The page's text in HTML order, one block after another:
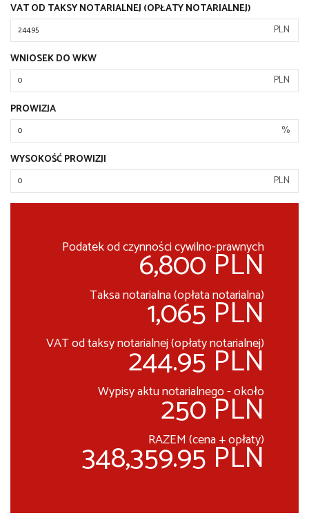
VAT OD TAKSY NOTARIALNEJ (OPŁATY NOTARIALNEJ)
PLN
WNIOSEK DO WKW
PLN
PROWIZJA
%
WYSOKOŚĆ PROWIZJI
PLN
Podatek od czynności cywilno-prawnych
6,800 PLN
Taksa notarialna (opłata notarialna)
1,065 PLN
VAT od taksy notarialnej (opłaty notarialnej)
244.95 PLN
Wypisy aktu notarialnego - około
250 PLN
RAZEM (cena + opłaty)
348,359.95 PLN